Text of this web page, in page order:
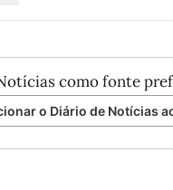
como fonte
o Diário de Notícias